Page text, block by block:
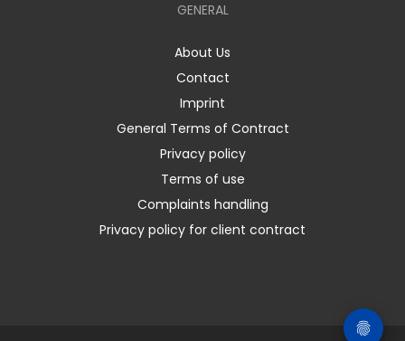
GENERAL
About Us
Contact
Imprint
General Terms of Contract
Privacy policy
Terms of use
Complaints handling
Privacy policy for client contract